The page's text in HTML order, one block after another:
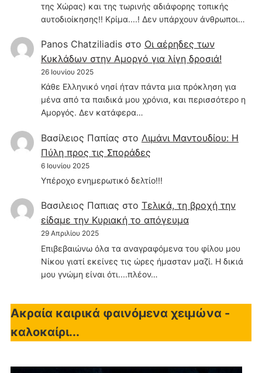
της Χώρας) και της τωρινής αδιάφορης τοπικής
αυτοδιοίκησης!! Κρίμα....! Δεν υπάρχουν άνθρωποι…
Panos Chatziliadisστο Οι αέρηδες των
Κυκλάδων στην Αμοργό για λίγη δροσιά!
26 Ιουνίου 2025
Κάθε Ελληνικό νησί ήταν πάντα μια πρόκληση για
μένα από τα παιδικά μου χρόνια, και περισσότερο η
Αμοργός. Δεν κατάφερα…
Βασίλειος Παπίας στο Λιμάνι Μαντουδίου: Η
Πύλη προς τις Σποράδες
6 Ιουνίου 2025
Υπέροχο ενημερωτικό δελτίο!!!
Βασιλειος Παπιας στο Τελικά, τη βροχή την
είδαμε την Κυριακή το απόγευμα
29 Απριλίου 2025
Επιβεβαιώνω όλα τα αναγραφόμενα του φίλου μου
Νίκου γιατί εκείνες τις ώρες ήμασταν μαζί. Η δικιά
μου γνώμη είναι ότι....πλέον…
Ακραία καιρικά φαινόμενα χειμώνα -
καλοκαίρι...